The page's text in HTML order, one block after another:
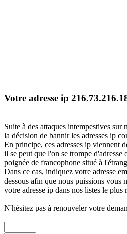
Votre adresse ip
Suite à des attaques intempestives
la décision de bannir les adresses ip
En principe, ces adresses ip viennent
il se peut que l'on se trompe d'adresse
poignée de francophone situé à
Dans ce cas, indiquez votre adresse
dessous afin que nous puissions vous
votre adresse ip dans nos listes le plus
N'hésitez pas à renouveler votre